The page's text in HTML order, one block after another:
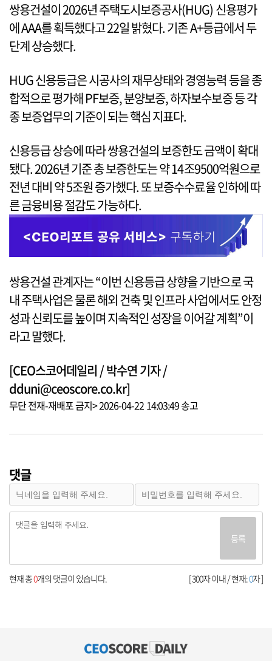
쌍용건설이 2026년 주택도시보증공사(HUG) 신용평가
에 AAA를 획득했다고 22일 밝혔다. 기존 A+등급에서 두
단계 상승했다.
HUG 신용등급은 시공사의 재무상태와 경영능력 등을 종
합적으로 평가해 PF보증, 분양보증, 하자보수보증 등 각
종 보증업무의 기준이 되는 핵심 지표다.
신용등급 상승에 따라 쌍용건설의 보증한도 금액이 확대
됐다. 2026년 기준 총 보증한도는 약 14조9500억원으로
전년 대비 약 5조원 증가했다. 또 보증수수료율 인하에 따
른 금융비용 절감도 가능하다.
쌍용건설 관계자는 “이번 신용등급 상향을 기반으로 국
내 주택사업은 물론 해외 건축 및 인프라 사업에서도 안정
성과 신뢰도를 높이며 지속적인 성장을 이어갈 계획”이
라고 말했다.
[CEO스코어데일리 / 박수연 기자 /
dduni@ceoscore.co.kr]
무단 전재-재배포 금지> 2026-04-22 14:03:49 송고
댓글
등록
[ 300자 이내 / 현재:0자 ]
현재 총0개의 댓글이 있습니다.